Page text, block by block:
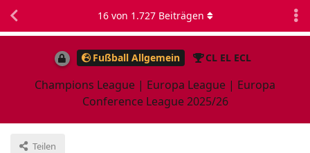
Fußball Allgemein CL EL ECL
Champions League | Europa League | Europa
Conference League 2025/26
Teilen
16von 1.727Beiträgen